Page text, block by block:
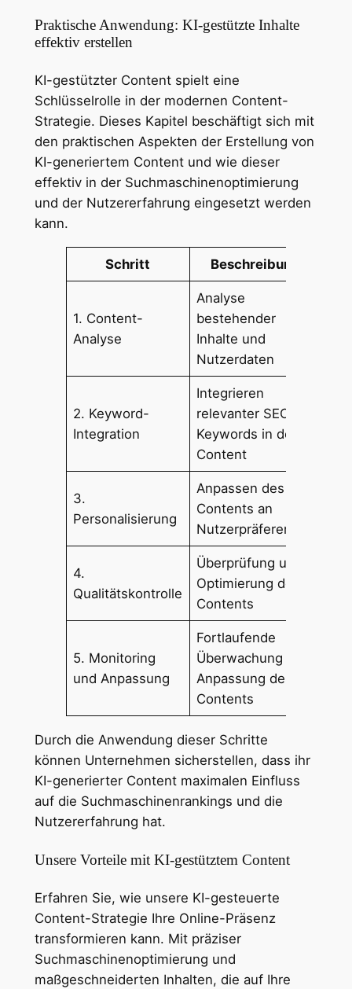
Praktische Anwendung: KI-gestützte Inhalte
effektiv erstellen
KI-gestützter Content spielt eine
Schlüsselrolle in der modernen Content-
Strategie. Dieses Kapitel beschäftigt sich mit
den praktischen Aspekten der Erstellung von
KI-generiertem Content und wie dieser
effektiv in der Suchmaschinenoptimierung
und der Nutzererfahrung eingesetzt werden
kann.
Schritt Beschreibung
1. Content-
Analyse
Analyse
bestehender
Inhalte und
Nutzerdaten
2. Keyword-
Integration
Integrieren
relevanter SEO-
Keywords in den
Content
3.
Personalisierung
Anpassen des
Contents an
Nutzerpräferenzen
4.
Qualitätskontrolle
Überprüfung und
Optimierung des
Contents
5. Monitoring
und Anpassung
Fortlaufende
Überwachung und
Anpassung des
Contents
Durch die Anwendung dieser Schritte
können Unternehmen sicherstellen, dass ihr
KI-generierter Content maximalen Einfluss
auf die Suchmaschinenrankings und die
Nutzererfahrung hat.
Unsere Vorteile mit KI-gestütztem Content
Erfahren Sie, wie unsere KI-gesteuerte
Content-Strategie Ihre Online-Präsenz
transformieren kann. Mit präziser
Suchmaschinenoptimierung und
maßgeschneiderten Inhalten, die auf Ihre